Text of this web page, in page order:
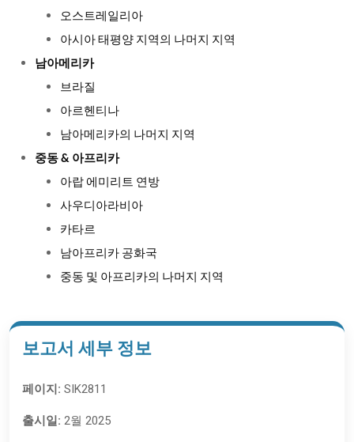
오스트레일리아
아시아 태평양 지역의 나머지 지역
남아메리카
브라질
아르헨티나
남아메리카의 나머지 지역
중동 & 아프리카
아랍 에미리트 연방
사우디아라비아
카타르
남아프리카 공화국
중동 및 아프리카의 나머지 지역
보고서 세부 정보
페이지: SIK2811
출시일: 2월 2025